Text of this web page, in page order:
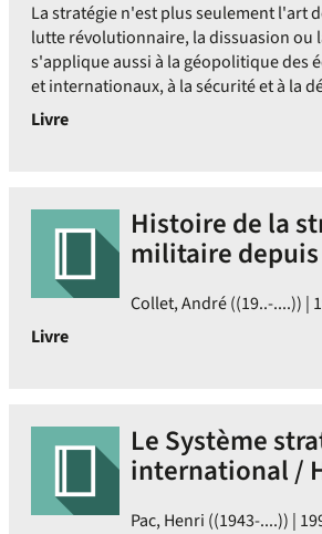
La stratégie n'est plus seulement l'art
lutte révolutionnaire, la dissuasion ou
s'applique aussi à la géopolitique des
et internationaux, à la sécurité et à la
Livre
Histoire de la
militaire
Collet, André ((19..-....)) |
Livre
Le Système
international /
Pac, Henri ((1943-....)) |